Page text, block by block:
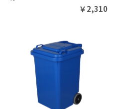
￥2,310